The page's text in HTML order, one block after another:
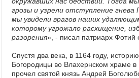
грозы и узрели отступление гнева
мы увидели врагов наших
которому угрожало расхищение,
разорения», - писал патриарх Фотий
Спустя два века, в 1164 году,
Богородицы во Влахернском храме в
прочел святой князь Андрей